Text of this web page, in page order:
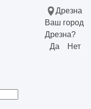
Дрезна
Ваш город
Дрезна?
Да
Нет